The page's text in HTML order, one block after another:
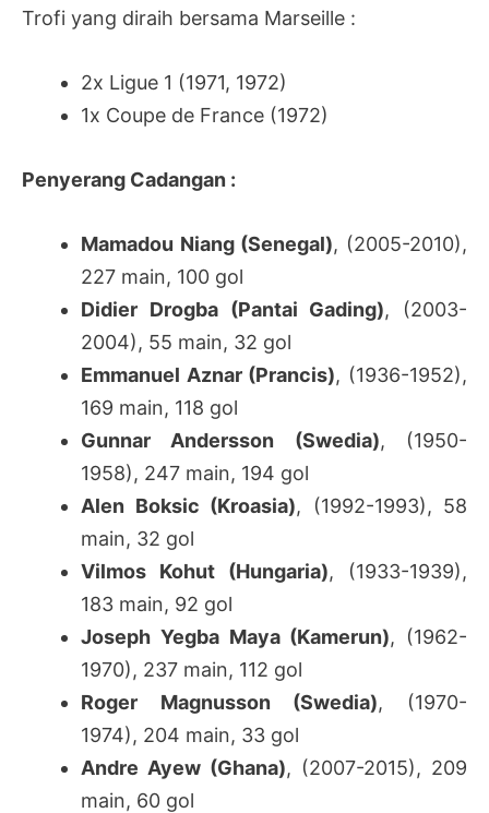
Trofi yang diraih bersama Marseille :
2x Ligue 1 (1971, 1972)
1x Coupe de France (1972)
Penyerang Cadangan :
Mamadou Niang (Senegal), (2005-2010),
227 main, 100 gol
Didier Drogba (Pantai Gading), (2003-
2004), 55 main, 32 gol
Emmanuel Aznar (Prancis), (1936-1952),
169 main, 118 gol
Gunnar Andersson (Swedia), (1950-
1958), 247 main, 194 gol
Alen Boksic (Kroasia), (1992-1993), 58
main, 32 gol
Vilmos Kohut (Hungaria), (1933-1939),
183 main, 92 gol
Joseph Yegba Maya (Kamerun), (1962-
1970), 237 main, 112 gol
Roger Magnusson (Swedia), (1970-
1974), 204 main, 33 gol
Andre Ayew (Ghana), (2007-2015), 209
main, 60 gol